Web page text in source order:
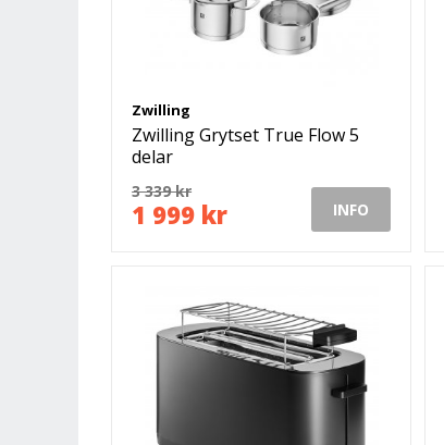
Zwilling
Zwilling Grytset True Flow 5
delar
3 339 kr
1 999 kr INFO